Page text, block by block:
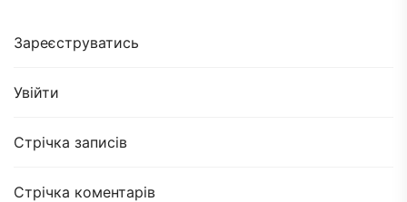
Зареєструватись
Увійти
Стрічка записів
Стрічка коментарів